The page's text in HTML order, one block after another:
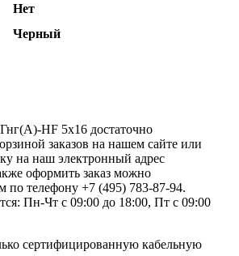
Нет
Черный
HF 5х16 достаточно
заказов на нашем сайте или
на наш электронный адрес
оформить заказ можно
по телефону +7 (495) 783-87-94.
Пн-Чт с 09:00 до 18:00, Пт с 09:00
сертифицированную кабельную